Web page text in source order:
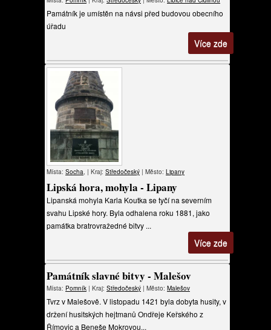
Památník je umístěn na návsi před budovou obecního
úřadu
Více zde
Místa: Socha, | Kraj: Středočeský | Město: Lipany
Lipská hora, mohyla - Lipany
Lipanská mohyla Karla Koutka se tyčí na severním
svahu Lipské hory. Byla odhalena roku 1881, jako
památka bratrovražedné bitvy ...
Více zde
Památník slavné bitvy - Malešov
Místa: Pomník | Kraj: Středočeský | Město: Malešov
Tvrz v Malešově. V listopadu 1421 byla dobyta husity, v
držení husitských hejtmanů Ondřeje Keřského z
Římovic a Beneše Mokrovou...